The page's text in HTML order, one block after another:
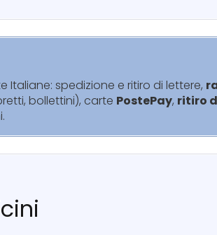
Italiane: spedizione e ritiro di lettere,
bollettini), carte PostePay, ritiro